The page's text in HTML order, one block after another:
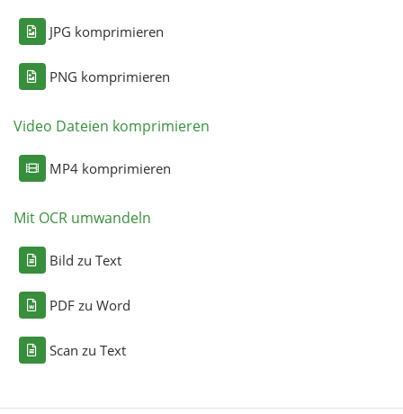
JPG komprimieren
PNG komprimieren
Video Dateien komprimieren
MP4 komprimieren
Mit OCR umwandeln
Bild zu Text
PDF zu Word
Scan zu Text